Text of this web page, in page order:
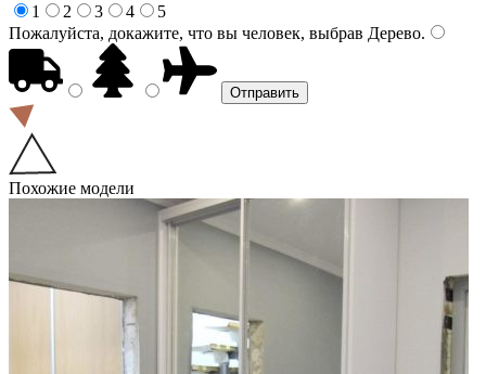
1
2 3 4
5
Пожалуйста, докажите, что вы человек, выбрав Дерево.
Похожие модели